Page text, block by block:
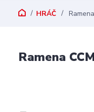
HRÁČ
Ramena